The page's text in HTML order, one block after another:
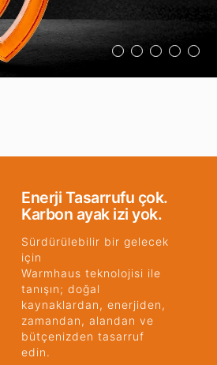
Enerji Tasarrufu çok.
Karbon ayak izi yok.
Sürdürülebilir bir gelecek
için
Warmhaus teknolojisi ile
tanışın; doğal
kaynaklardan, enerjiden,
zamandan, alandan ve
bütçenizden tasarruf
edin.